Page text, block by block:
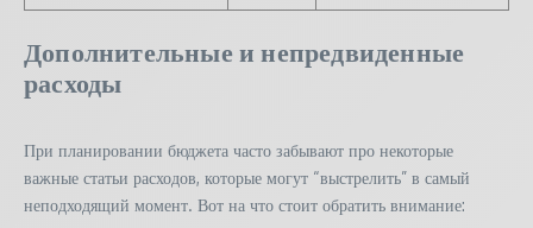
Дополнительные и непредвиденные
расходы
При планировании бюджета часто забывают про некоторые
важные статьи расходов, которые могут “выстрелить” в самый
неподходящий момент. Вот на что стоит обратить внимание: